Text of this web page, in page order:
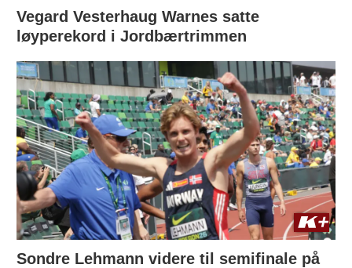
Vegard Vesterhaug Warnes satte
løyperekord i Jordbærtrimmen
Sondre Lehmann videre til semifinale på